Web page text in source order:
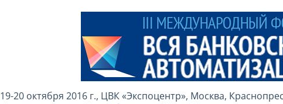
19-20 октября 2016 г., ЦВК «Экспоцентр», Москва,